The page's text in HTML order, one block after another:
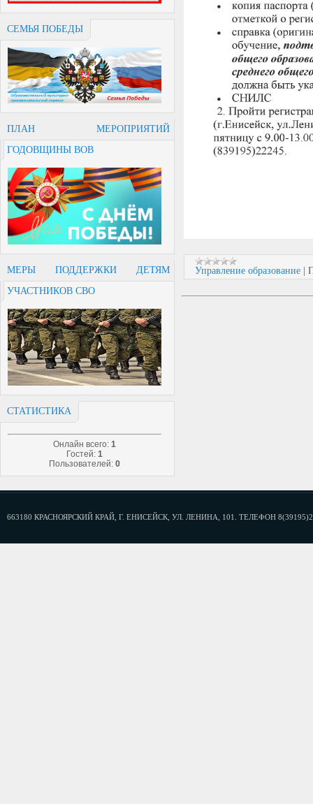
СЕМЬЯ ПОБЕДЫ
ПЛАН МЕРОПРИЯТИЙ
ГОДОВЩИНЫ ВОВ
МЕРЫ ПОДДЕРЖКИ ДЕТЯМ
УЧАСТНИКОВ СВО
СТАТИСТИКА
Онлайн всего: 1
Гостей: 1
Пользователей: 0
Управление образование
663180 КРАСНОЯРСКИЙ КРАЙ, Г. ЕНИСЕЙСК, УЛ. ЛЕНИНА, 101. ТЕЛЕФОН